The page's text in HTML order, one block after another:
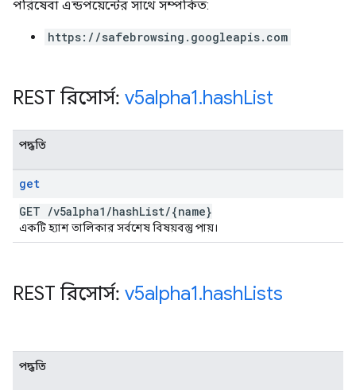
পরিষেবা এন্ডপয়েন্টের সাথে সম্পর্কিত:
https://safebrowsing.googleapis.com
REST রিসোর্স: v5alpha1.hashList
পদ্ধতি
get
GET /v5alpha1 /hashList/{name}
একটি হ্যাশ তালিকার সর্বশেষ বিষয়বস্তু পায়।
REST রিসোর্স: v5alpha1.hashLists
পদ্ধতি